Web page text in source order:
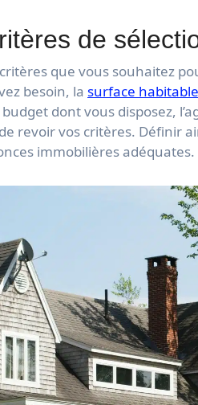
de
que vous souhaitez
besoin, la surface habitable
dont vous disposez,
revoir vos critères. Définir
immobilières adéquates.